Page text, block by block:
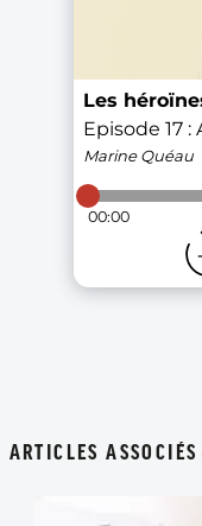
ARTICLES ASSOCIÉS